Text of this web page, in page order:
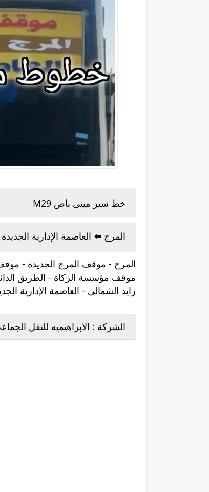
خط سير مينى باص M29
المرج ⁦⬅️⁩ العاصمة الإدارية الجديدة
المرج - موقف المرج الجديدة -
موقف مؤسسة الزكاة - الطريق
زايد الشمالى - العاصمة الإدارية
الشركة : الابراهيميه للنقل